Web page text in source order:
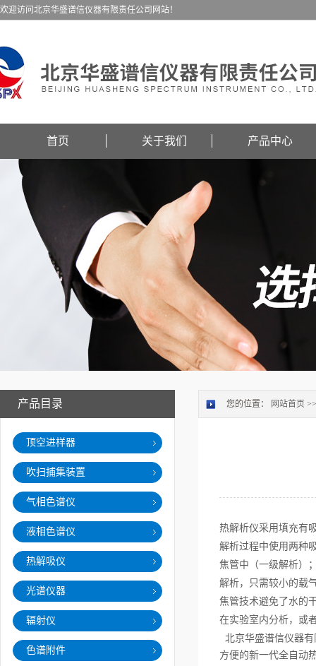
欢迎访问北京华盛谱信仪器有限责任公司网站！
首页 关于我们 产品中心
产品目录
顶空进样器
吹扫捕集装置
气相色谱仪
液相色谱仪
热解吸仪
光谱仪器
辐射仪
色谱附件
您的位置： 网站首页
热解析仪采用填充有
解析过程中使用两种
焦管中（一级解析）
解析，只需较小的载
焦管技术避免了水的
在实验室内分析，或
北京华盛谱信仪器
方便的新一代全自动